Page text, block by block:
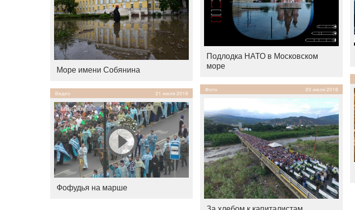
Море имени Собянина
Видео 21 июля 2016
Фофудья на марше
Подлодка НАТО в Московском
море
Фото 20 июля 2016